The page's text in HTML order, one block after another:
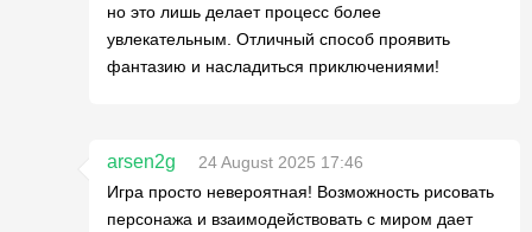
но это лишь делает процесс более
увлекательным. Отличный способ проявить
фантазию и насладиться приключениями!
arsen2g
24 August 2025 17:46
Игра просто невероятная! Возможность рисовать
персонажа и взаимодействовать с миром дает